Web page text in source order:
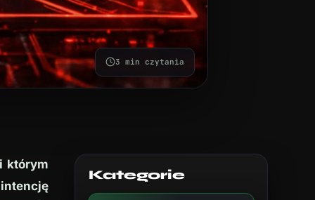
3 min czytania
którym
Kategorie